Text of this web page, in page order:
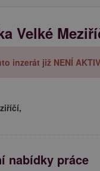
Velké
inzerát již NENÍ
nabídky práce